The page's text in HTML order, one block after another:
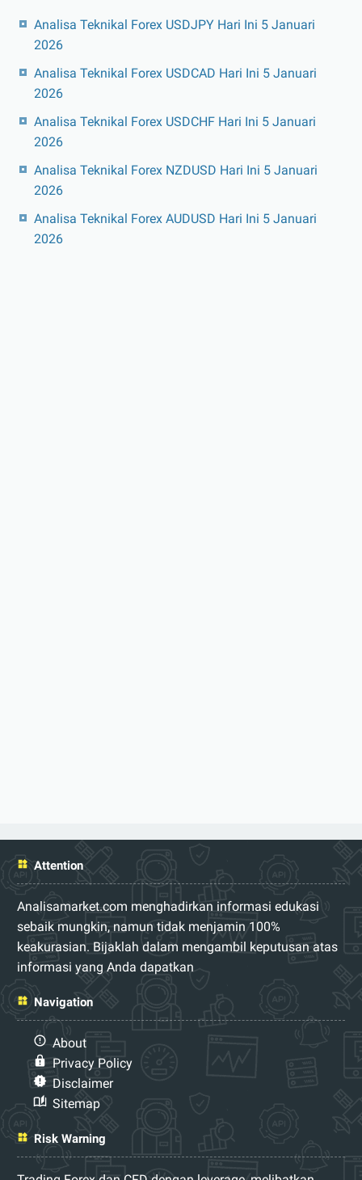
Analisa Teknikal Forex USDJPY Hari Ini 5 Januari
2026
Analisa Teknikal Forex USDCAD Hari Ini 5 Januari
2026
Analisa Teknikal Forex USDCHF Hari Ini 5 Januari
2026
Analisa Teknikal Forex NZDUSD Hari Ini 5 Januari
2026
Analisa Teknikal Forex AUDUSD Hari Ini 5 Januari
2026
Attention
Analisamarket.com menghadirkan informasi edukasi
sebaik mungkin, namun tidak menjamin 100%
keakurasian. Bijaklah dalam mengambil keputusan atas
informasi yang Anda dapatkan
Navigation
About
Privacy Policy
Disclaimer
Sitemap
Risk Warning